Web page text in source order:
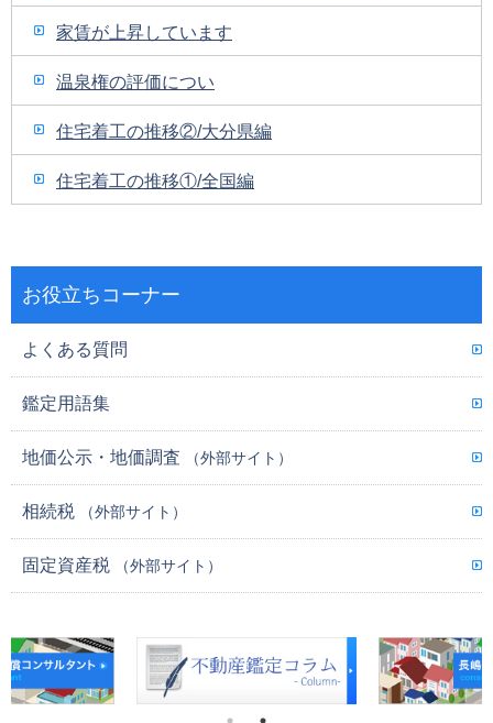
家賃が上昇しています
温泉権の評価につい
住宅着工の推移②/大分県編
住宅着工の推移①/全国編
お役立ちコーナー
よくある質問
鑑定用語集
地価公示・地価調査 （外部サイト）
相続税 （外部サイト）
固定資産税 （外部サイト）